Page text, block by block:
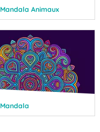
Mandala Animaux
Mandala